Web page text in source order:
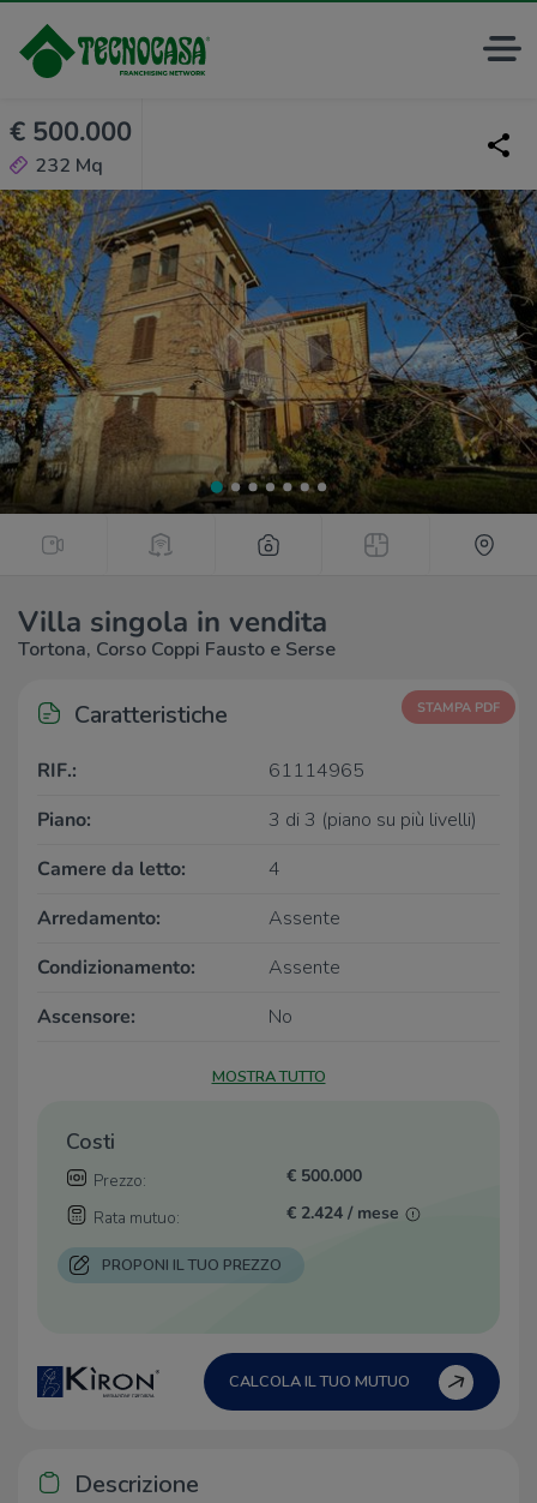
€ 500.000
232 Mq
Villa singola in vendita
Tortona, Corso Coppi Fausto e Serse
Caratteristiche STAMPA PDF
RIF.:
61114965
Piano:
3 di 3 (piano su più livelli)
Camere da letto:
4
Arredamento:
Assente
Condizionamento:
Assente
Ascensore:
No
MOSTRA TUTTO
Costi
Prezzo:
€ 500.000
Rata mutuo:
€ 2.424 / mese
PROPONI IL TUO PREZZO
CALCOLA IL TUO MUTUO
Descrizione